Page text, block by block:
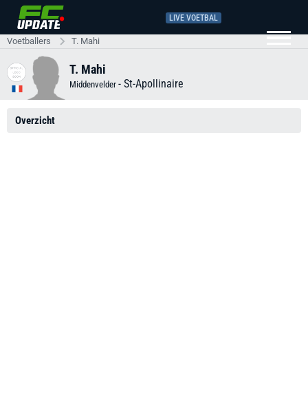
LIVE VOETBAL
Voetballers T. Mahi
T. Mahi
Middenvelder - St-Apollinaire
Overzicht